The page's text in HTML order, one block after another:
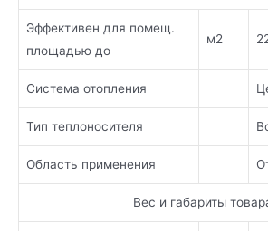
Эффективен для помещ.
площадью до
м2
Система отопления
Тип теплоносителя
Область применения
Вес и габариты